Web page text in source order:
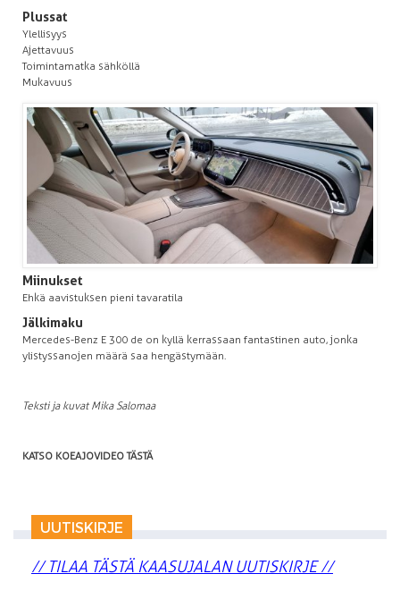
Plussat
Ylellisyys
Ajettavuus
Toimintamatka sähköllä
Mukavuus
Miinukset
Ehkä aavistuksen pieni tavaratila
Jälkimaku
Mercedes-Benz E 300 de on kyllä kerrassaan fantastinen auto, jonka
ylistyssanojen määrä saa hengästymään.
Teksti ja kuvat Mika Salomaa
KATSO KOEAJOVIDEO TÄSTÄ
UUTISKIRJE
// TILAA TÄSTÄ KAASUJALAN UUTISKIRJE //